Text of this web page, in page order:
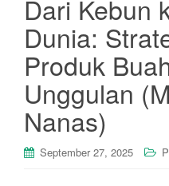
Dari Kebun
Dunia:
Produk
Unggulan
Nanas)
September 27, 2025